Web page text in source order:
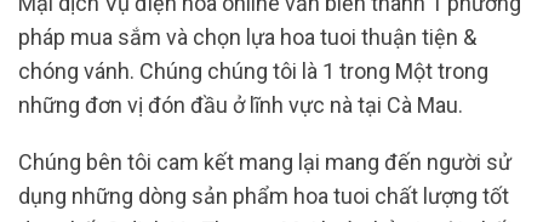
pháp mua sắm và chọn lựa hoa tuoi thuận tiện &
chóng vánh. Chúng chúng tôi là 1 trong Một trong
những đơn vị đón đầu ở lĩnh vực nà tại Cà Mau.
Chúng bên tôi cam kết mang lại mang đến người sử
dụng những dòng sản phẩm hoa tuoi chất lượng tốt